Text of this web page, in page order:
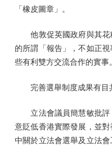
「橡皮圖章」。
他敦促英國政府與其花
的所謂「報告」，不如正
些有利雙方交流合作的實事
完善選舉制度成果有目
立法會議員簡慧敏批評
意貶低香港實際發展，並
中關於立法會選舉及立法會